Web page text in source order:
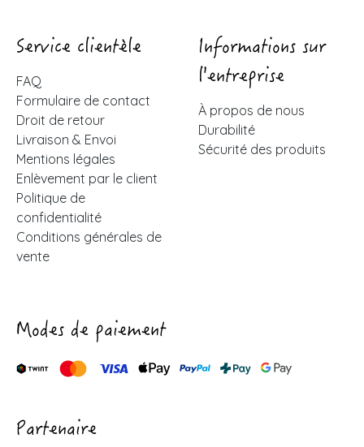
Service clientèle
FAQ
Formulaire de contact
Droit de retour
Livraison & Envoi
Mentions légales
Enlèvement par le client
Politique de
confidentialité
Conditions générales de
vente
Informations sur
l'entreprise
À propos de nous
Durabilité
Sécurité des produits
Modes de paiement
Partenaire